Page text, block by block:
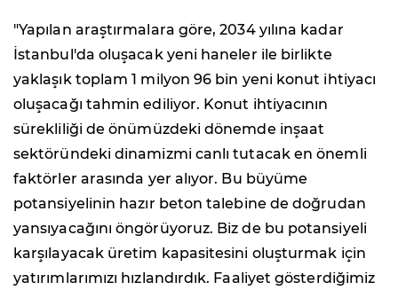
"Yapılan araştırmalara göre, 2034 yılına kadar
İstanbul'da oluşacak yeni haneler ile birlikte
yaklaşık toplam 1 milyon 96 bin yeni konut ihtiyacı
oluşacağı tahmin ediliyor. Konut ihtiyacının
sürekliliği de önümüzdeki dönemde inşaat
sektöründeki dinamizmi canlı tutacak en önemli
faktörler arasında yer alıyor. Bu büyüme
potansiyelinin hazır beton talebine de doğrudan
yansıyacağını öngörüyoruz. Biz de bu potansiyeli
karşılayacak üretim kapasitesini oluşturmak için
yatırımlarımızı hızlandırdık. Faaliyet gösterdiğimiz